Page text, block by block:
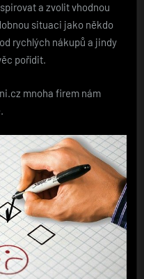
a zvolit vhodnou
situaci jako někdo
rychlých nákupů a jindy
pořídit.
mnoha firem nám